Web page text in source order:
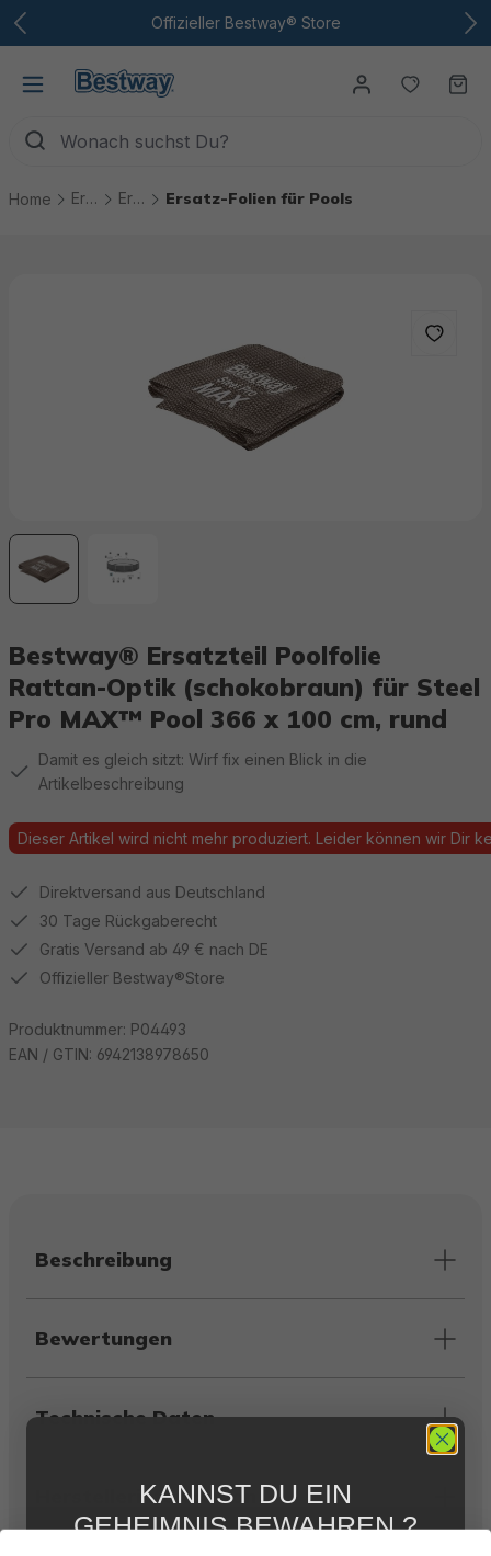
Zum Hauptinhalt Offizieller Bestway® Store
Du
Home Ersatzteile Ersatzteile Pools Ersatz-Folien für Pools
Bestway® Ersatzteil Poolfolie
Rattan-Optik (schokobraun) für Steel
Pro MAX™ Pool 366 x 100 cm, rund
Damit es gleich sitzt: Wirf fix einen Blick in die
Artikelbeschreibung
Dieser Artikel wird nicht mehr produziert. Leider können wir Dir
Direktversand aus Deutschland
30 Tage Rückgaberecht
Gratis Versand ab 49 € nach DE
Offizieller Bestway®Store
Produktnummer: P04493
EAN / GTIN: 6942138978650
Beschreibung
Bewertungen
Technische Daten
Herstellerinformation
KANNST DU EIN
GEHEIMNIS BEWAHREN ?